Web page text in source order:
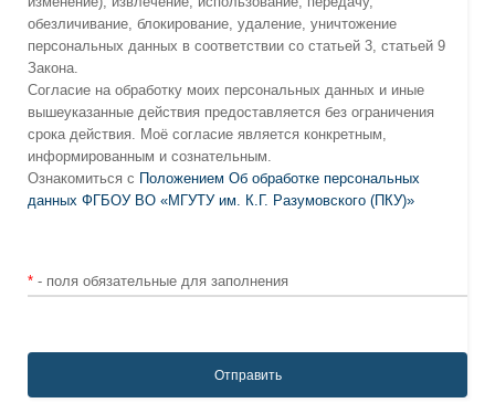
обезличивание, блокирование, удаление, уничтожение
персональных данных в соответствии со статьей 3, статьей 9
Закона.
Согласие на обработку моих персональных данных и иные
вышеуказанные действия предоставляется без ограничения
срока действия. Моё согласие является конкретным,
информированным и сознательным.
Ознакомиться с Положением Об обработке персональных
данных ФГБОУ ВО «МГУТУ им. К.Г. Разумовского (ПКУ)»
* - поля обязательные для заполнения